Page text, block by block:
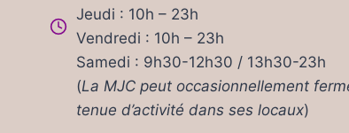
Jeudi : 10h – 23h
Vendredi : 10h – 23h
Samedi : 9h30-12h30 / 13h30-23h
(La MJC peut occasionnellement
tenue d’activité dans ses locaux)